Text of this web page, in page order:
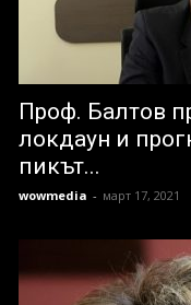
Проф. Балтов
локдаун и
пикът...
wowmedia - март 17, 2021